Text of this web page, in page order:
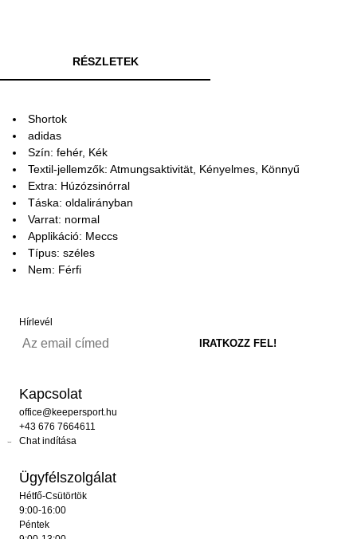
RÉSZLETEK
Shortok
adidas
Szín: fehér, Kék
Textil-jellemzők: Atmungsaktivität, Kényelmes, Könnyű
Extra: Húzózsinórral
Táska: oldalirányban
Varrat: normal
Applikáció: Meccs
Típus: széles
Nem: Férfi
Hírlevél
Kapcsolat
office@keepersport.hu
+43 676 7664611
Chat indítása
Ügyfélszolgálat
Hétfő-Csütörtök
9:00-16:00
Péntek